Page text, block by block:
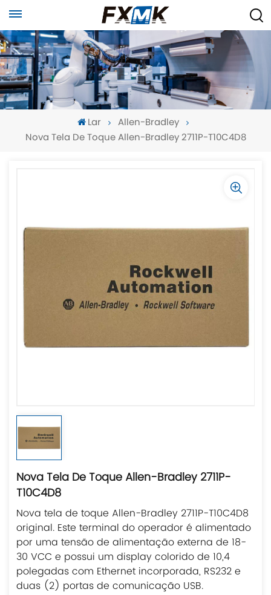
Lar
Allen-Bradley
Nova Tela De Toque Allen-Bradley 2711P-T10C4D8
Nova Tela De Toque Allen-Bradley 2711P-
T10C4D8
Nova tela de toque Allen-Bradley 2711P-T10C4D8
original. Este terminal do operador é alimentado
por uma tensão de alimentação externa de 18-
30 VCC e possui um display colorido de 10,4
polegadas com Ethernet incorporada, RS232 e
duas (2) portas de comunicação USB.